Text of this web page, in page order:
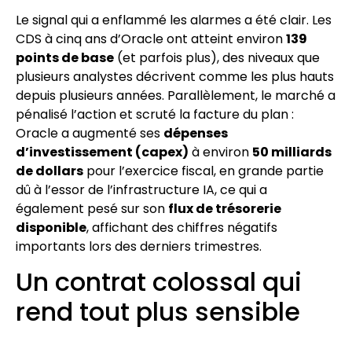
Le signal qui a enflammé les alarmes a été clair. Les
CDS à cinq ans d’Oracle ont atteint environ139
points de base (et parfois plus), des niveaux que
plusieurs analystes décrivent comme les plus hauts
depuis plusieurs années. Parallèlement, le marché a
pénalisé l’action et scruté la facture du plan :
Oracle a augmenté ses dépenses
d’investissement (capex) à environ 50 milliards
de dollars pour l’exercice fiscal, en grande partie
dû à l’essor de l’infrastructure IA, ce qui a
également pesé sur son flux de trésorerie
disponible, affichant des chiffres négatifs
importants lors des derniers trimestres.
Un contrat colossal qui
rend tout plus sensible